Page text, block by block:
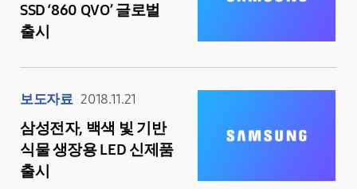
SSD ‘860 QVO’ 글로벌
출시
보도자료 2018.11.21
삼성전자, 백색 빛 기반
식물 생장용 LED 신제품
출시